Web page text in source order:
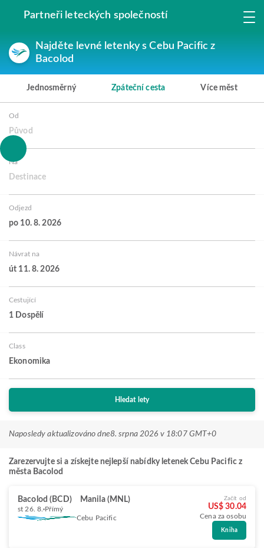
Partneři leteckých společností
Najděte levné letenky s Cebu Pacific z
Bacolod
Jednosměrný Zpáteční cesta Více měst
Od
Původ
Na
Destinace
Odjezd
po 10. 8. 2026
Návrat na
út 11. 8. 2026
Cestující
1 Dospělí
Class
Ekonomika
Hledat lety
Naposledy aktualizováno dne8. srpna 2026 v 18:07 GMT+0
Zarezervujte si a získejte nejlepší nabídky letenek Cebu Pacific z
města Bacolod
Bacolod (BCD) Manila (MNL)
st 26. 8. Přímý
Cebu Pacific
Začít od
US$ 30.04
Cena za osobu
Kniha